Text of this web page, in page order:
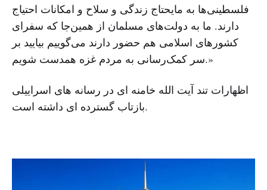
فلسطینی‌ها به مایحتاج زندگی و سلاح و امکانات احتیاج
دارند. ما به دولت‌های مسلمان از همین‌جا که سفرای
کشورهای اسلامی هم حضور دارند می‌گوییم بیایید بر
سر کمک‌رسانی به مردم غزه همدست شویم.»
اظهارات تند آیت الله خامنه ای در رسانه های اسراییلی
بازتاب گسترده ای داشته است.